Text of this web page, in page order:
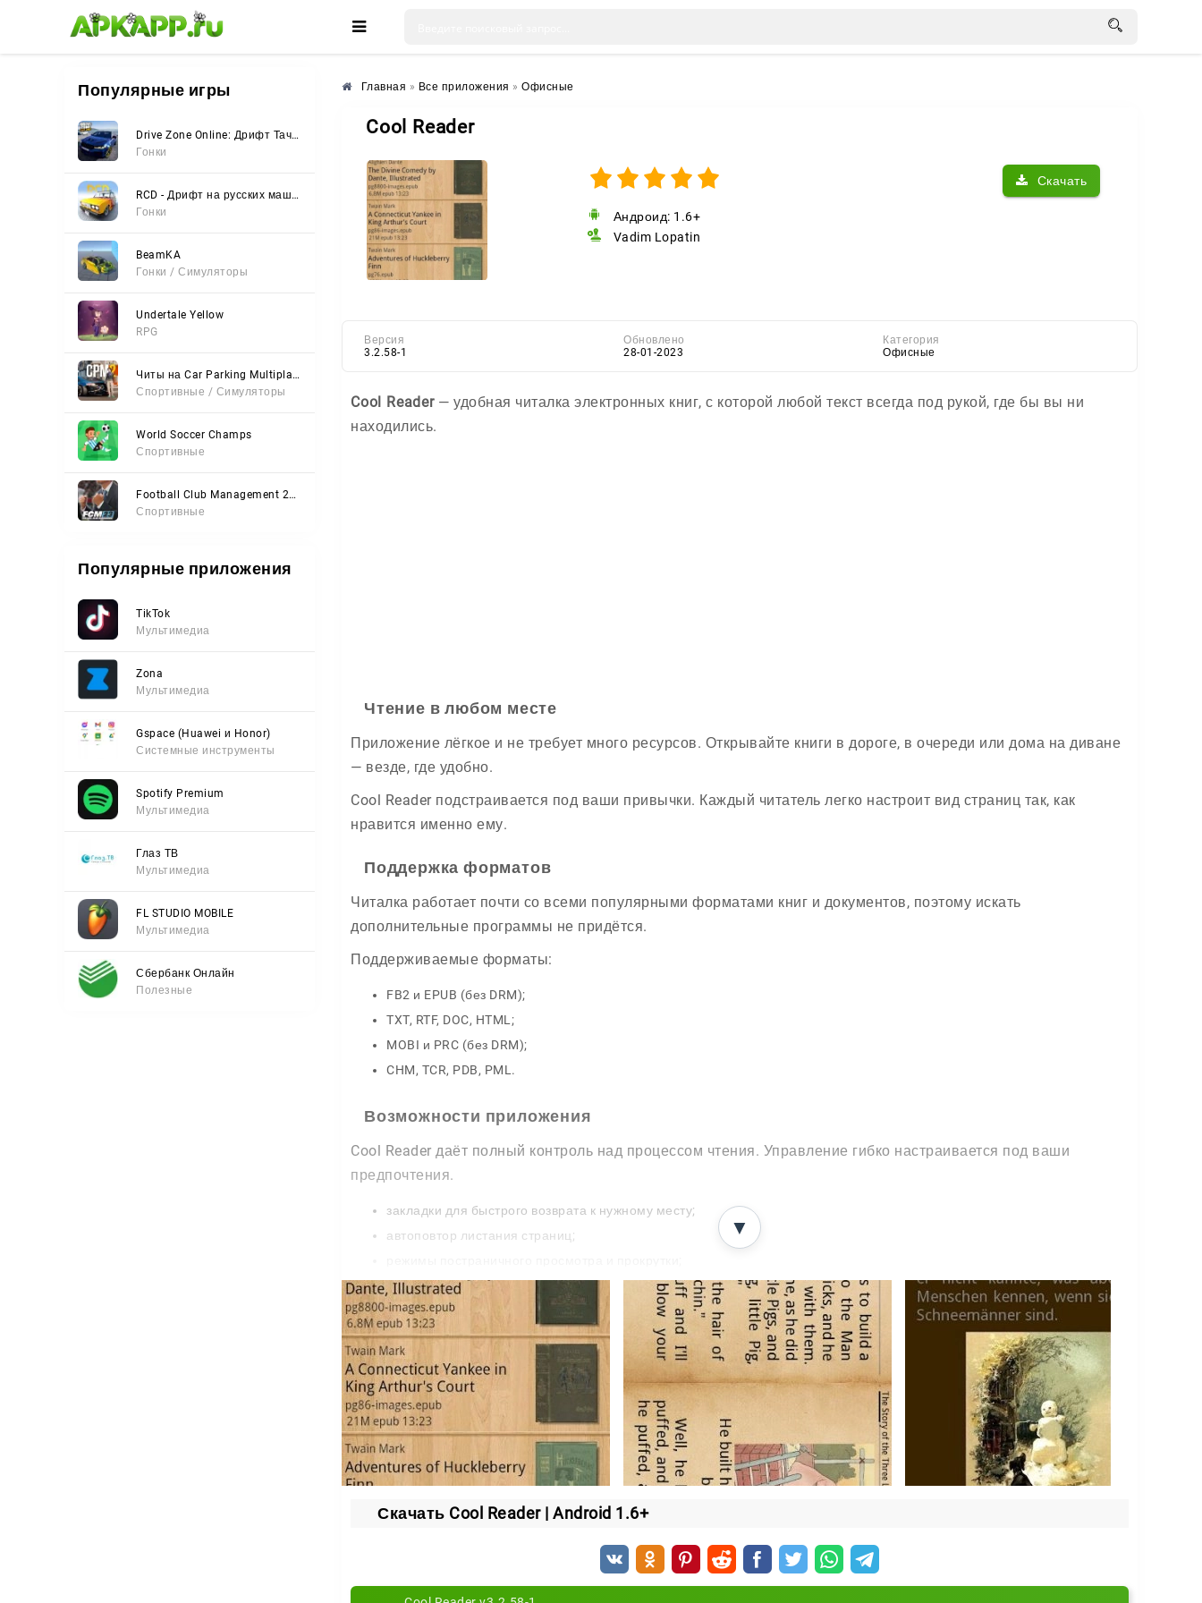
🌸 🌼 🌺
Популярные игры
Drive Zone Online: Дрифт Тачки
Гонки
RCD - Дрифт на русских машинах
Гонки
BeamKA
Гонки / Симуляторы
Undertale Yellow
RPG
Читы на Car Parking Multiplayer 2 (Все открыто, Мод-Меню)
Спортивные / Симуляторы
World Soccer Champs
Спортивные
Football Club Management 2023
Спортивные
Популярные приложения
TikTok
Мультимедиа
Zona
Мультимедиа
Gspace (Huawei и Honor)
Системные инструменты
Spotify Premium
Мультимедиа
Глаз ТВ
Мультимедиа
FL STUDIO MOBILE
Мультимедиа
Сбербанк Онлайн
Полезные
Главная » Все приложения » Офисные
Cool Reader
Скачать
Андроид: 1.6+
Vadim Lopatin
Версия
3.2.58-1
Обновлено
28-01-2023
Категория
Офисные
Cool Reader— удобная читалка электронных книг, с которой любой текст всегда под рукой, где бы вы ни
находились.
Чтение в любом месте
Приложение лёгкое и не требует много ресурсов. Открывайте книги в дороге, в очереди или дома на диване
— везде, где удобно.
Cool Reader подстраивается под ваши привычки. Каждый читатель легко настроит вид страниц так, как
нравится именно ему.
Поддержка форматов
Читалка работает почти со всеми популярными форматами книг и документов, поэтому искать
дополнительные программы не придётся.
Поддерживаемые форматы:
FB2 и EPUB (без DRM);
TXT, RTF, DOC, HTML;
MOBI и PRC (без DRM);
CHM, TCR, PDB, PML.
Возможности приложения
Cool Reader даёт полный контроль над процессом чтения. Управление гибко настраивается под ваши
предпочтения.
закладки для быстрого возврата к нужному месту;
автоповтор листания страниц;
настраиваемые действия по тап-зонам экрана;
настраиваемые действия кнопок;
поиск текста по книге;
копирование выделенного фрагмента в буфер обмена;
блокировка трекбола и сенсорного экрана.
Хранение книг
Все записи и документы можно переносить на SD-карту. Так вы освобождаете память устройства и держите
всю библиотеку в одном месте.
Cool Reader сочетает широкую поддержку форматов с гибкими настройками. Вы сами решаете, как листать
страницы и какие кнопки за что отвечают.
▼
Скачать Cool Reader | Android 1.6+